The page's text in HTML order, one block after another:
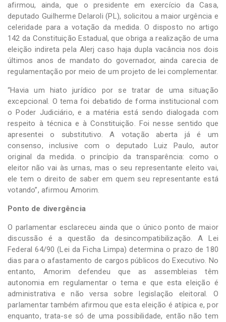
afirmou, ainda, que o presidente em exercício da Casa,
deputado Guilherme Delaroli (PL), solicitou a maior urgência e
celeridade para a votação da medida. O disposto no artigo
142 da Constituição Estadual, que obriga a realização de uma
eleição indireta pela Alerj caso haja dupla vacância nos dois
últimos anos de mandato do governador, ainda carecia de
regulamentação por meio de um projeto de lei complementar.
“Havia um hiato jurídico por se tratar de uma situação
excepcional. O tema foi debatido de forma institucional com
o Poder Judiciário, e a matéria está sendo dialogada com
respeito à técnica e à Constituição. Foi nesse sentido que
apresentei o substitutivo. A votação aberta já é um
consenso, inclusive com o deputado Luiz Paulo, autor
original da medida. o princípio da transparência: como o
eleitor não vai às urnas, mas o seu representante eleito vai,
ele tem o direito de saber em quem seu representante está
votando”, afirmou Amorim.
Ponto de divergência
O parlamentar esclareceu ainda que o único ponto de maior
discussão é a questão da desincompatibilização. A Lei
Federal 64/90 (Lei da Ficha Limpa) determina o prazo de 180
dias para o afastamento de cargos públicos do Executivo. No
entanto, Amorim defendeu que as assembleias têm
autonomia em regulamentar o tema e que esta eleição é
administrativa e não versa sobre legislação eleitoral. O
parlamentar também afirmou que esta eleição é atípica e, por
enquanto, trata-se só de uma possibilidade, então não tem